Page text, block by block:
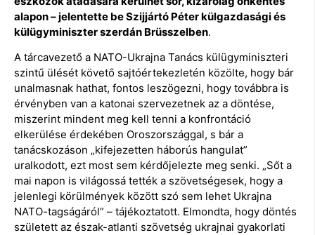
alapon – jelentette be Szijjártó Péter külgazdasági és
külügyminiszter szerdán Brüsszelben.
A tárcavezető a NATO-Ukrajna Tanács külügyminiszteri
szintű ülését követő sajtóértekezletén közölte, hogy bár
unalmasnak hathat, fontos leszögezni, hogy továbbra is
érvényben van a katonai szervezetnek az a döntése,
miszerint mindent meg kell tenni a konfrontáció
elkerülése érdekében Oroszországgal, s bár a
tanácskozáson „kifejezetten háborús hangulat”
uralkodott, ezt most sem kérdőjelezte meg senki. „Sőt a
mai napon is világossá tették a szövetségesek, hogy a
jelenlegi körülmények között szó sem lehet Ukrajna
NATO-tagságáról” – tájékoztatott. Elmondta, hogy döntés
született az észak-atlanti szövetség ukrajnai gyakorlati